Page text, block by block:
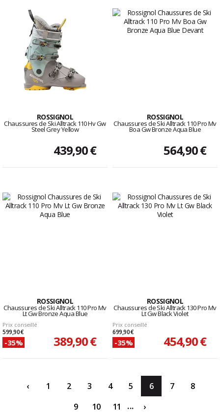
ROSSIGNOL
Chaussures de Ski Alltrack 110 Hv Gw
Steel Grey Yellow
439,90 €
ROSSIGNOL
Chaussures de Ski Alltrack 110 Pro Mv
Boa Gw Bronze Aqua Blue
564,90 €
ROSSIGNOL
Chaussures de Ski Alltrack 110 Pro Mv
Lt Gw Bronze Aqua Blue
Prix conseillé
599,90 €
-35% 389,90 €
ROSSIGNOL
Chaussures de Ski Alltrack 130 Pro Mv
Lt Gw Black Violet
Prix conseillé
699,90 €
-35% 454,90 €
‹ 1 2 3 4 5 6 7
8
9
10 11 ... ›